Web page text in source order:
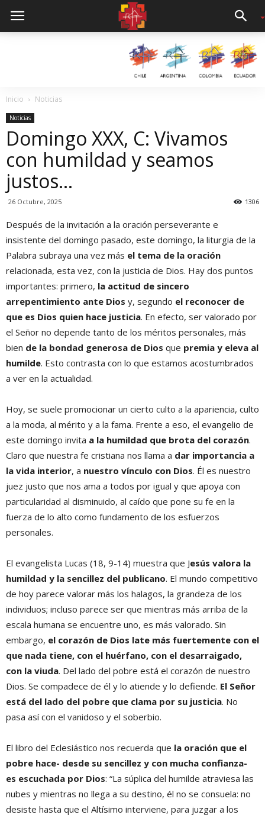
Inicio Noticias
Noticias
Domingo XXX, C: Vivamos
con humildad y seamos
justos…
26 Octubre, 2025 1306
Después de la invitación a la oración perseverante e
insistente del domingo pasado, este domingo, la liturgia de la
Palabra subraya una vez más el tema de la oración
relacionada, esta vez, con la justicia de Dios. Hay dos puntos
importantes: primero, la actitud de sincero
arrepentimiento ante Dios y, segundo el reconocer de
que es Dios quien hace justicia. En efecto, ser valorado por
el Señor no depende tanto de los méritos personales, más
bien de la bondad generosa de Dios que premia y eleva al
humilde. Esto contrasta con lo que estamos acostumbrados
a ver en la actualidad.
Hoy, se suele promocionar un cierto culto a la apariencia, culto
a la moda, al mérito y a la fama. Frente a eso, el evangelio de
este domingo invita a la humildad que brota del corazón.
Claro que nuestra fe cristiana nos llama a dar importancia a
la vida interior, a nuestro vínculo con Dios. Él es nuestro
juez justo que nos ama a todos por igual y que apoya con
particularidad al disminuido, al caído que pone su fe en la
fuerza de lo alto como fundamento de los esfuerzos
personales.
El evangelista Lucas (18, 9-14) muestra que Jesús valora la
humildad y la sencillez del publicano. El mundo competitivo
de hoy parece valorar más los halagos, la grandeza de los
individuos; incluso parece ser que mientras más arriba de la
escala humana se encuentre uno, es más valorado. Sin
embargo, el corazón de Dios late más fuertemente con el
que nada tiene, con el huérfano, con el desarraigado,
con la viuda. Del lado del pobre está el corazón de nuestro
Dios. Se compadece de él y lo atiende y lo defiende. El Señor
está del lado del pobre que clama por su justicia. No
pasa así con el vanidoso y el soberbio.
El libro del Eclesiástico nos recuerda que la oración que el
pobre hace- desde su sencillez y con mucha confianza-
es escuchada por Dios: “La súplica del humilde atraviesa las
nubes y mientras no llega a su destino, él no se consuela: no
desiste hasta que el Altísimo interviene, para juzgar a los